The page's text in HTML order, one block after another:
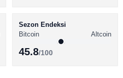
Sezon Endeksi
Bitcoin
Altcoin
45.8/100